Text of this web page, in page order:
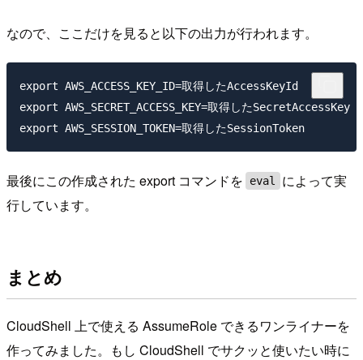
なので、ここだけを見ると以下の出力が行われます。
export AWS_ACCESS_KEY_ID=取得したAccessKeyId
export AWS_SECRET_ACCESS_KEY=取得したSecretAccessKey
最後にこの作成された export コマンドを eval
によって実
行しています。
まとめ
CloudShell 上で使える AssumeRole できるワンライナーを
作ってみました。もし CloudShell でサクッと使いたい時に